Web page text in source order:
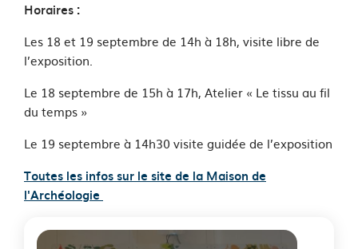
Horaires :
Les 18 et 19 septembre de 14h à 18h, visite libre de
l’exposition.
Le 18 septembre de 15h à 17h, Atelier « Le tissu au fil
du temps »
Le 19 septembre à 14h30 visite guidée de l’exposition
Toutes les infos sur le site de la Maison de
l'Archéologie